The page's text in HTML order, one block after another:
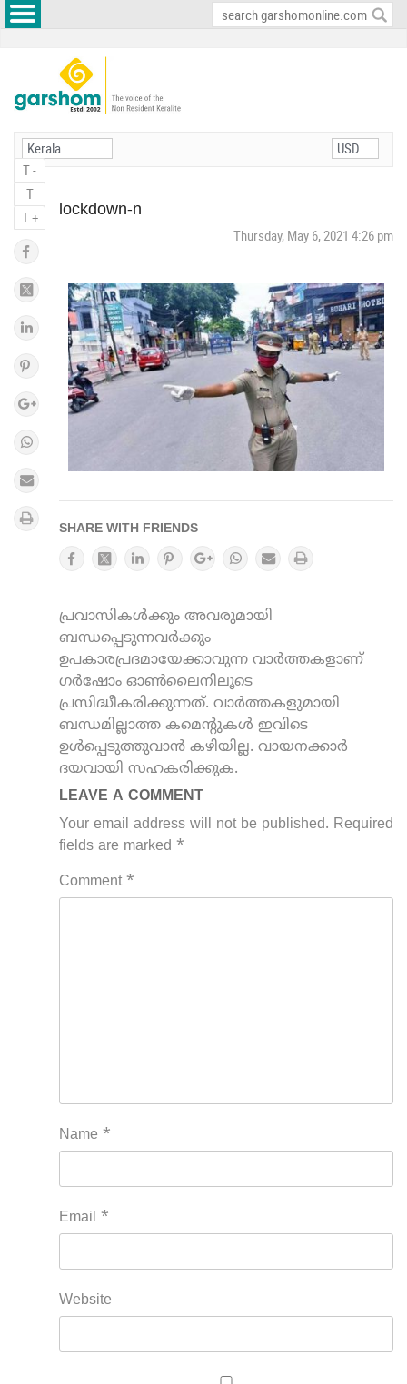
T -
T
T +
lockdown-n
Thursday, May 6, 2021 4:26 pm
SHARE WITH FRIENDS
പ്രവാസികൾക്കും അവരുമായി
ബന്ധപ്പെടുന്നവർക്കും
ഉപകാരപ്രദമായേക്കാവുന്ന വാർത്തകളാണ്
ഗർഷോം ഓൺലൈനിലൂടെ
പ്രസിദ്ധീകരിക്കുന്നത്. വാർത്തകളുമായി
ബന്ധമില്ലാത്ത കമെന്റുകൾ ഇവിടെ
ഉൾപ്പെടുത്തുവാൻ കഴിയില്ല. വായനക്കാർ
ദയവായി സഹകരിക്കുക.
LEAVE A COMMENT
Your email address will not be published. Required
fields are marked *
Comment *
Name *
Email *
Website